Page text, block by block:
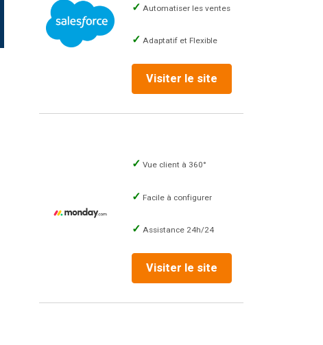
Automatiser les ventes
Adaptatif et Flexible
Visiter le site
Vue client à 360°
Facile à configurer
Assistance 24h/24
Visiter le site